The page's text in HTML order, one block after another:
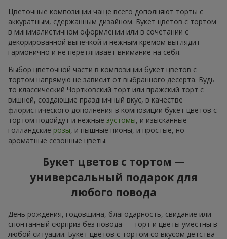
Цветочные композиции чаще всего дополняют торты с
аккуратным, сдержанным дизайном. Букет цветов с тортом
в минималистичном оформлении или в сочетании с
декорированной выпечкой и нежным кремом выглядит
гармонично и не перетягивает внимание на себя.
Выбор цветочной части в композиции букет цветов с
тортом напрямую не зависит от выбранного десерта. Будь
то классический Чортковский торт или пражский торт с
вишней, создающие праздничный вкус, в качестве
флористического дополнения в композиции букет цветов с
тортом подойдут и нежные эустомы, и изысканные
голландские розы, и пышные пионы, и простые, но
ароматные сезонные цветы.
Букет цветов с тортом —
универсальный подарок для
любого повода
День рождения, годовщина, благодарность, свидание или
спонтанный сюрприз без повода — торт и цветы уместны в
любой ситуации. Букет цветов с тортом со вкусом детства